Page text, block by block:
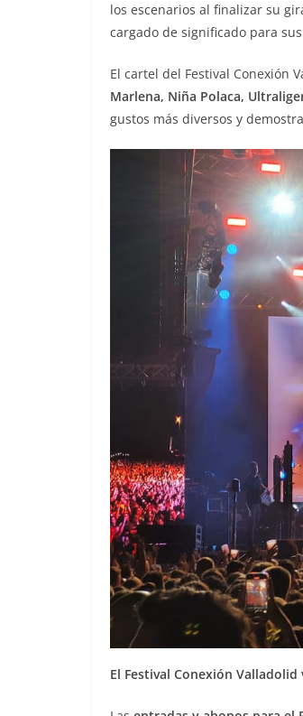
los escenarios al finalizar su
cargado de significado para
El cartel del Festival Conexión
Marlena, Niña Polaca,
gustos más diversos y
El Festival Conexión Valladolid